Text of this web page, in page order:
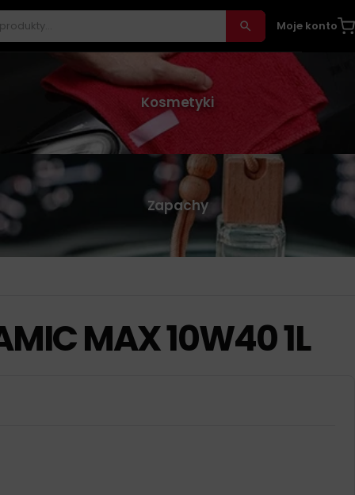
Moje konto
Kosmetyki
Zapachy
MAX 10W40 1L